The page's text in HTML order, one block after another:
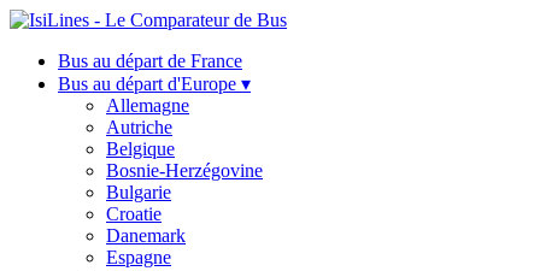
Bus au départ de France
Bus au départ d'Europe ▾
Allemagne
Autriche
Belgique
Bosnie-Herzégovine
Bulgarie
Croatie
Danemark
Espagne